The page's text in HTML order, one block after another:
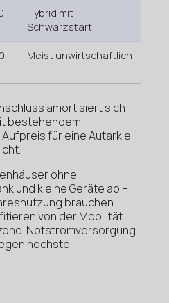
Hybrid mit
Schwarzstart
Meist unwirtschaftlich
amortisiert sich
bestehendem
für eine Autarkie,
ohne
und kleine Geräte ab –
brauchen
von der Mobilität
Notstromversorgung
höchste